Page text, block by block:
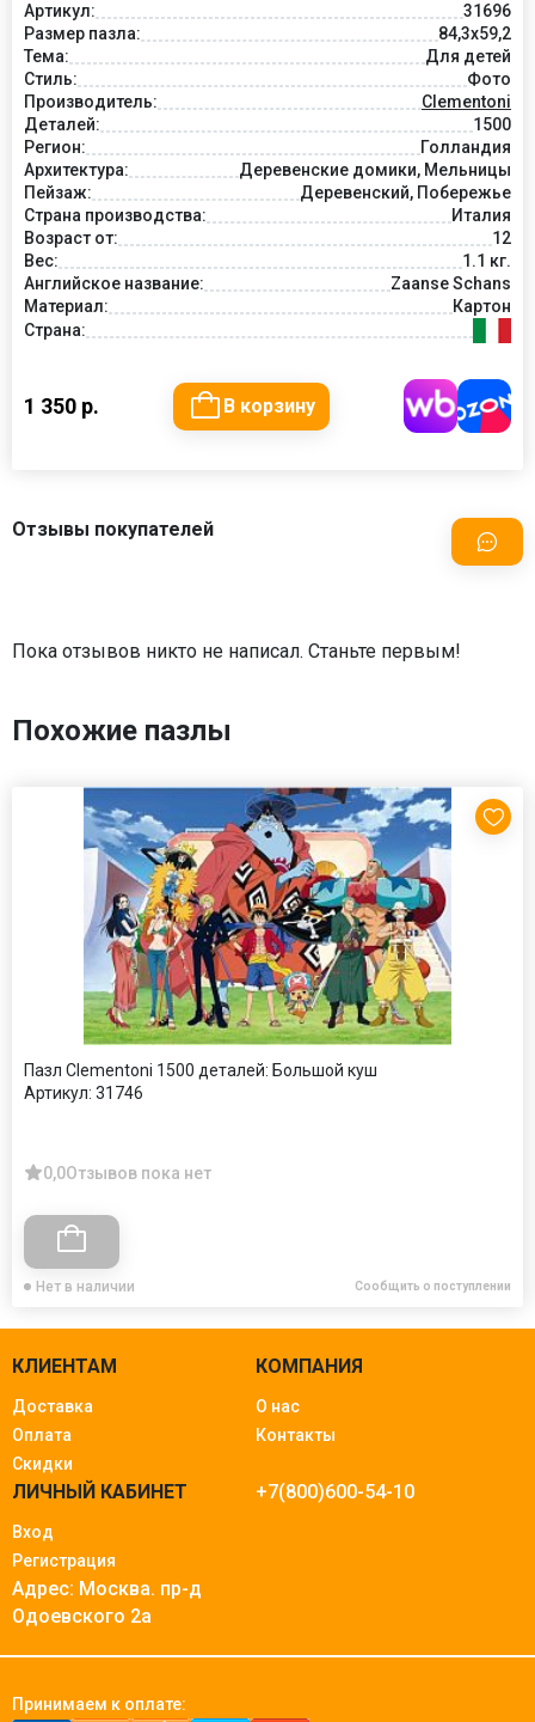
Артикул:
31696
Размер пазла:
84,3x59,2
Тема:
Для детей
Стиль:
Фото
Производитель:
Clementoni
Деталей:
1500
Регион:
Голландия
Архитектура:
Деревенские домики, Мельницы
Пейзаж:
Деревенский, Побережье
Страна производства:
Италия
Возраст от:
12
Вес:
1.1 кг.
Английское название:
Zaanse Schans
Материал:
Картон
Страна:
1 350 р. В корзину
Отзывы покупателей
Пока отзывов никто не написал. Станьте первым!
Похожие пазлы
Пазл Clementoni 1500 деталей: Большой куш
Артикул: 31746
0,0Отзывов пока нет
Нет в наличии Сообщить о поступлении
КЛИЕНТАМ
Доставка
Оплата
Скидки
КОМПАНИЯ
О нас
Контакты
ЛИЧНЫЙ КАБИНЕТ
Вход
Регистрация
+7(800)600-54-10
Адрес: Москва. пр-д
Одоевского 2а
Принимаем к оплате: